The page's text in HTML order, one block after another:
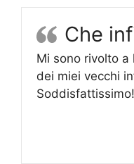
Che
Mi sono rivolto a
dei miei vecchi
Soddisfattissimo!